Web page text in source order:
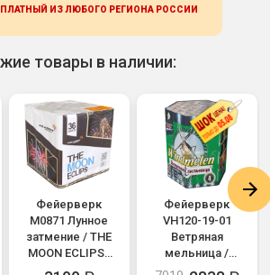
ИЗ ЛЮБОГО РЕГИОНА РОССИИ
товары в наличии:
Фейерверк
M0871 Лунное
затмение / THE
MOON ECLIPSE
(0,8" х 36)
Фейерверк
VH120-19-01
Ветряная
мельница /
Windmolen